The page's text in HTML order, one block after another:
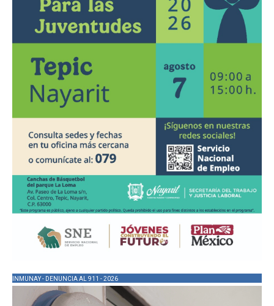
INMUNAY - DENUNCIA AL 911 - 2026